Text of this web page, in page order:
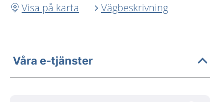
Visa på karta
Vägbeskrivning
Våra e-tjänster